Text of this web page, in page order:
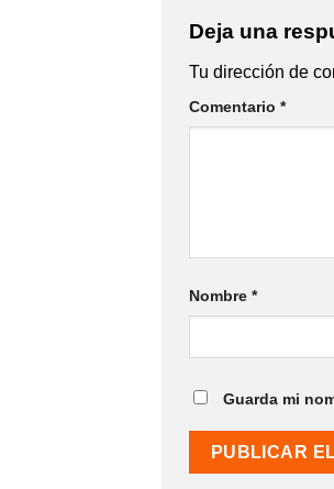
Deja una
Tu dirección de
Comentario *
Nombre *
Guarda mi